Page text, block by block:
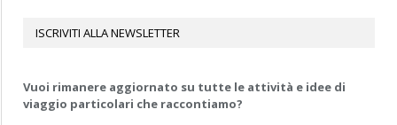
ISCRIVITI ALLA NEWSLETTER
Vuoi rimanere aggiornato su tutte le attività e idee di
viaggio particolari che raccontiamo?